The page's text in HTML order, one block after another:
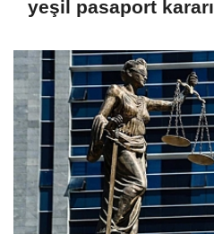
yeşil pasaport kararı